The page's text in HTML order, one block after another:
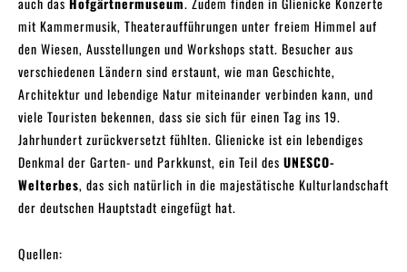
mit Kammermusik, Theateraufführungen unter freiem Himmel auf
den Wiesen, Ausstellungen und Workshops statt. Besucher aus
verschiedenen Ländern sind erstaunt, wie man Geschichte,
Architektur und lebendige Natur miteinander verbinden kann, und
viele Touristen bekennen, dass sie sich für einen Tag ins 19.
Jahrhundert zurückversetzt fühlten. Glienicke ist ein lebendiges
Denkmal der Garten- und Parkkunst, ein Teil des UNESCO-
Welterbes, das sich natürlich in die majestätische Kulturlandschaft
der deutschen Hauptstadt eingefügt hat.
Quellen: